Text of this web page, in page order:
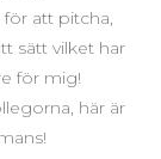
för att pitcha,
sätt vilket har
för mig!
här är